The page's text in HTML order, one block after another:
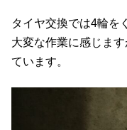
タイヤ交換では4輪を
大変な作業に感じま
ています。